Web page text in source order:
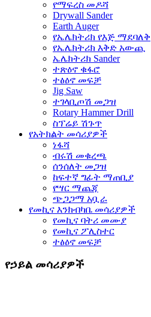
የማፍረስ መዶሻ
Drywall Sander
Earth Auger
የኤሌክትሪክ የእጅ ማደባለቅ
የኤሌክትሪክ እቅድ አውጪ
ኤሌክትሪክ Sander
ተጽዕኖ ቁፋሮ
ተፅዕኖ መፍቻ
Jig Saw
ተገላቢጦሽ መጋዝ
Rotary Hammer Drill
ስፕሬይ ሽጉጥ
የአትክልት መሳሪያዎች
ነፋሻ
ብሩሽ መቁረጫ
ሰንሰለት መጋዝ
ከፍተኛ ግፊት ማጠቢያ
የሣር ማጨጃ
ጭጋጋማ አቧራ
የመኪና እንክብካቤ መሳሪያዎች
የመኪና ባትሪ መሙያ
የመኪና ፖሊስተር
ተፅዕኖ መፍቻ
የኃይል መሳሪያዎች